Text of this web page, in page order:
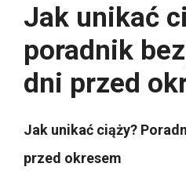
Jak unikać
poradnik
dni przed
Jak unikać ciąży?
przed okresem